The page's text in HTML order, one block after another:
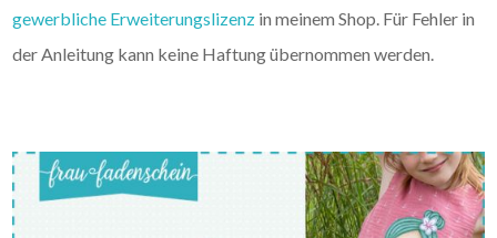
gewerbliche Erweiterungslizenz in meinem Shop. Für Fehler in
der Anleitung kann keine Haftung übernommen werden.